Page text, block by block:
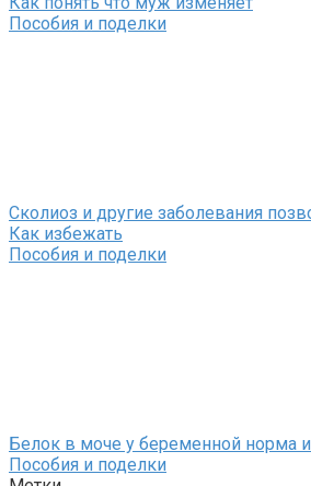
Пособия и поделки
Сколиоз и другие заболевания
Как избежать
Пособия и поделки
Белок в моче у беременной норма
Пособия и поделки